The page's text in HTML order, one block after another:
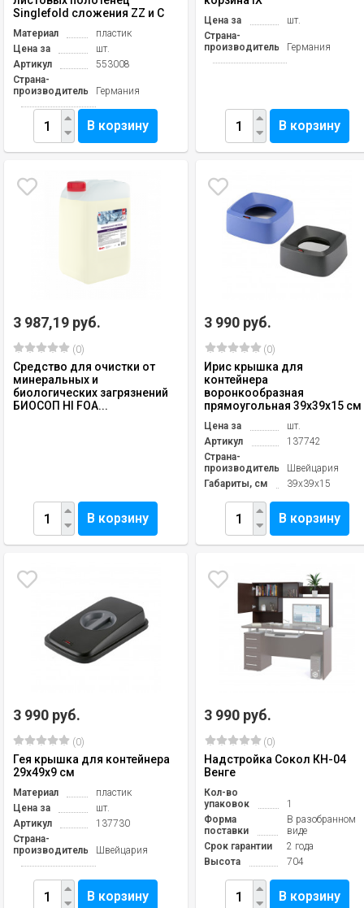
Singlefold сложения ZZ и C
Материал
пластик
Цена за
шт.
Артикул
553008
Страна-
производитель
Германия
В корзину
Цена за
шт.
Страна-
производитель
Германия
В корзину
3 987,19 руб.
(0)
Средство для очистки от
минеральных и
биологических загрязнений
БИОСОП HI FOA...
В корзину
3 990 руб.
(0)
Ирис крышка для
контейнера
воронкообразная
прямоугольная 39х39х15 см
Цена за
шт.
Артикул
137742
Страна-
производитель
Швейцария
Габариты, см
39х39х15
В корзину
3 990 руб.
(0)
Гея крышка для контейнера
29х49х9 см
Материал
пластик
Цена за
шт.
Артикул
137730
Страна-
производитель
Швейцария
В корзину
3 990 руб.
(0)
Надстройка Сокол КН-04
Венге
Кол-во
упаковок
1
Форма
поставки
В разобранном
виде
Срок гарантии
2 года
Высота
704
В корзину